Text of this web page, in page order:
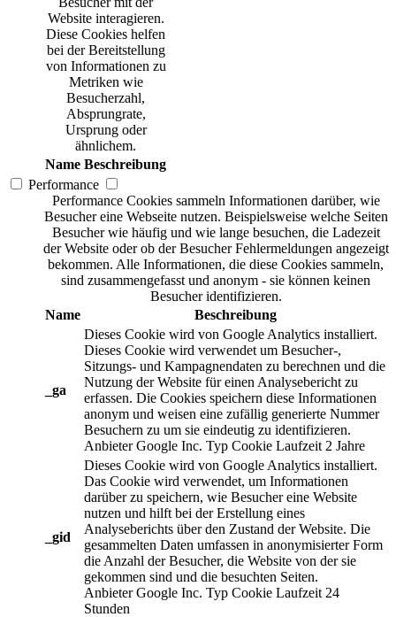
Website interagieren.
Diese Cookies helfen
bei der Bereitstellung
von Informationen zu
Metriken wie
Besucherzahl,
Absprungrate,
Ursprung oder
ähnlichem.
Name Beschreibung
Performance
Performance Cookies sammeln Informationen darüber, wie
Besucher eine Webseite nutzen. Beispielsweise welche Seiten
Besucher wie häufig und wie lange besuchen, die Ladezeit
der Website oder ob der Besucher Fehlermeldungen angezeigt
bekommen. Alle Informationen, die diese Cookies sammeln,
sind zusammengefasst und anonym - sie können keinen
Besucher identifizieren.
Name
Beschreibung
_ga
Dieses Cookie wird von Google Analytics installiert.
Dieses Cookie wird verwendet um Besucher-,
Sitzungs- und Kampagnendaten zu berechnen und die
Nutzung der Website für einen Analysebericht zu
erfassen. Die Cookies speichern diese Informationen
anonym und weisen eine zufällig generierte Nummer
Besuchern zu um sie eindeutig zu identifizieren.
Anbieter Google Inc. Typ Cookie Laufzeit 2 Jahre
_gid
Dieses Cookie wird von Google Analytics installiert.
Das Cookie wird verwendet, um Informationen
darüber zu speichern, wie Besucher eine Website
nutzen und hilft bei der Erstellung eines
Analyseberichts über den Zustand der Website. Die
gesammelten Daten umfassen in anonymisierter Form
die Anzahl der Besucher, die Website von der sie
gekommen sind und die besuchten Seiten.
Anbieter Google Inc. Typ Cookie Laufzeit 24
Stunden